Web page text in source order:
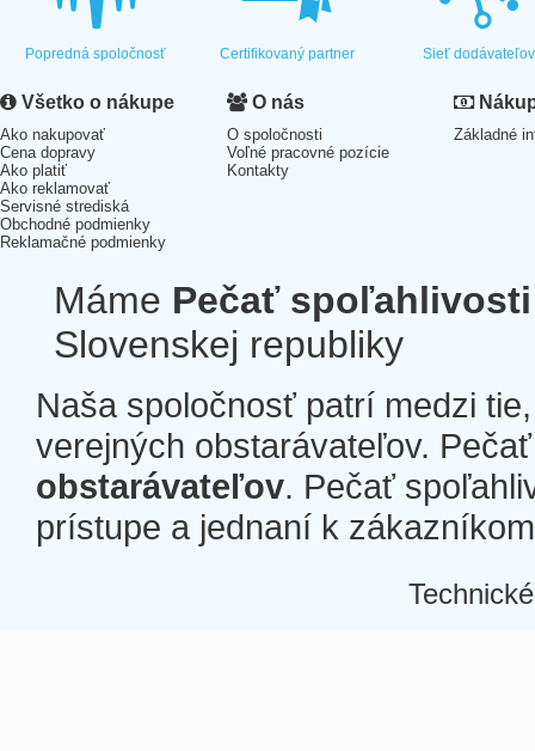
Popredná spoločnosť Certifikovaný partner Sieť dodávateľov
Všetko o nákupe
Ako nakupovať
Cena dopravy
Ako platiť
Ako reklamovať
Servisné strediská
Obchodné podmienky
Reklamačné podmienky
O nás
O spoločnosti
Voľné pracovné pozície
Kontakty
Základné
Máme Pečať spoľahlivosti
Slovenskej republiky
Naša spoločnosť patrí medzi
verejných obstarávateľov.
obstarávateľov. Pečať
prístupe a jednaní k